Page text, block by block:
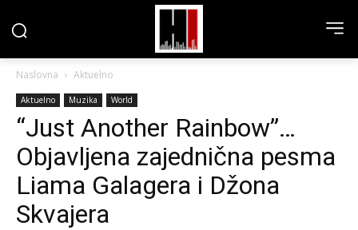
Naslovna Aktuelno
Aktuelno Muzika World
“Just Another Rainbow”…
Objavljena zajednična pesma
Liama Galagera i Džona
Skvajera